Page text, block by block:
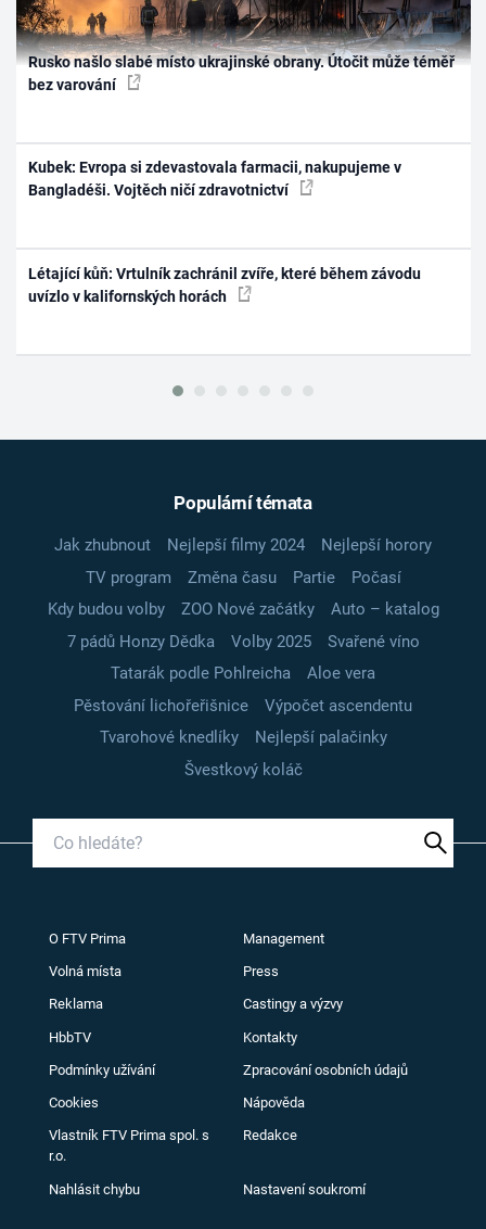
Rusko našlo slabé místo ukrajinské obrany. Útočit může téměř
bez varování
Kubek: Evropa si zdevastovala farmacii, nakupujeme v
Bangladéši. Vojtěch ničí zdravotnictví
Létající kůň: Vrtulník zachránil zvíře, které během závodu
uvízlo v kalifornských horách
Populární témata
Jak zhubnout Nejlepší filmy 2024
Nejlepší horory
TV program
Změna času Partie
Počasí
Kdy budou volby
ZOO Nové začátky
Auto – katalog
7 pádů Honzy Dědka
Volby 2025
Svařené víno
Tatarák podle Pohlreicha
Aloe vera
Pěstování lichořeřišnice
Výpočet ascendentu
Tvarohové knedlíky
Nejlepší palačinky
Švestkový koláč
O FTV Prima Management
Volná místa Press
Reklama Castingy a výzvy
HbbTV Kontakty
Podmínky užívání Zpracování osobních údajů
Cookies Nápověda
Vlastník FTV Prima spol. s
r.o.
Redakce
Nahlásit chybu Nastavení soukromí